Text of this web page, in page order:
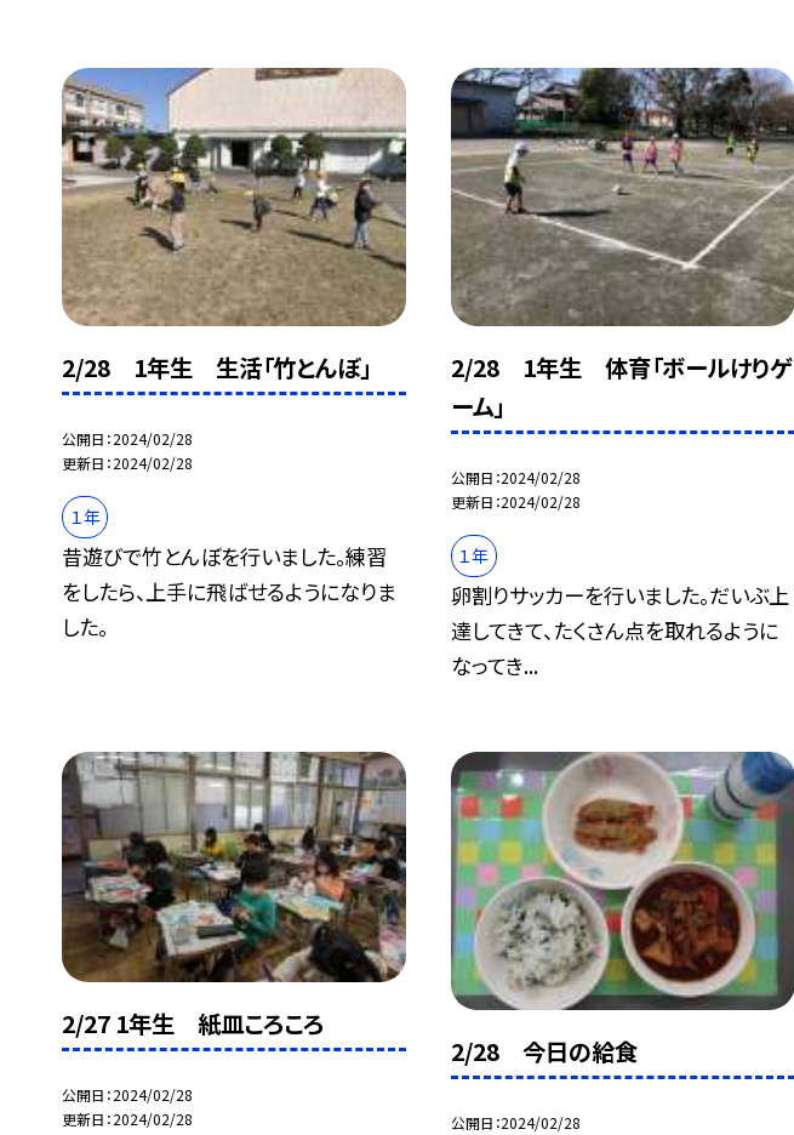
2/28 1年生 生活「竹とんぼ」
公開日 2024/02/28
更新日 2024/02/28
１年
昔遊びで竹とんぼを行いました。練習
をしたら、上手に飛ばせるようになりま
した。
2/28 1年生 体育「ボールけりゲ
ーム」
公開日 2024/02/28
更新日 2024/02/28
１年
卵割りサッカーを行いました。だいぶ上
達してきて、たくさん点を取れるように
なってき...
2/27 1年生 紙皿ころころ
公開日 2024/02/28
更新日 2024/02/28
2/28 今日の給食
公開日 2024/02/28